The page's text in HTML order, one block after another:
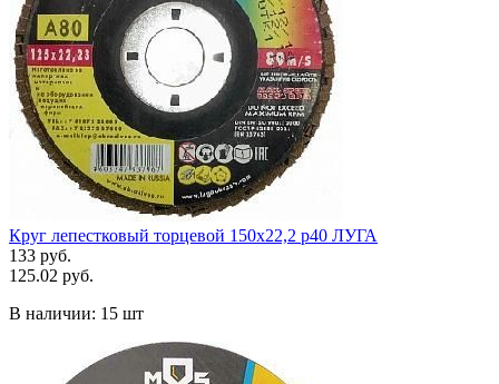
Круг лепестковый торцевой 150х22,2 р40 ЛУГА
133 руб.
125.02 руб.
В наличии: 15 шт